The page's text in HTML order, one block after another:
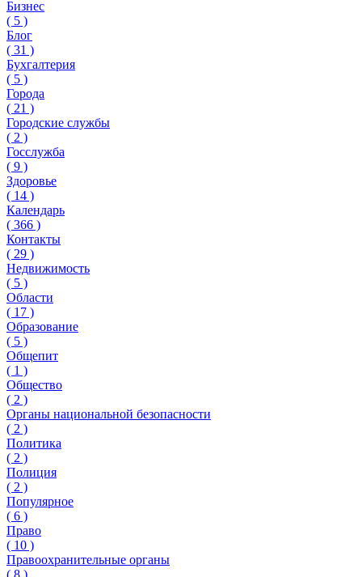
Бизнес
( 5 )
Блог
( 31 )
Бухгалтерия
( 5 )
Города
( 21 )
Городские службы
( 2 )
Госслужба
( 9 )
Здоровье
( 14 )
Календарь
( 366 )
Контакты
( 29 )
Недвижимость
( 5 )
Области
( 17 )
Образование
( 5 )
Общепит
( 1 )
Общество
( 2 )
Органы национальной безопасности
( 2 )
Политика
( 2 )
Полиция
( 2 )
Популярное
( 6 )
Право
( 10 )
Правоохранительные органы
( 8 )